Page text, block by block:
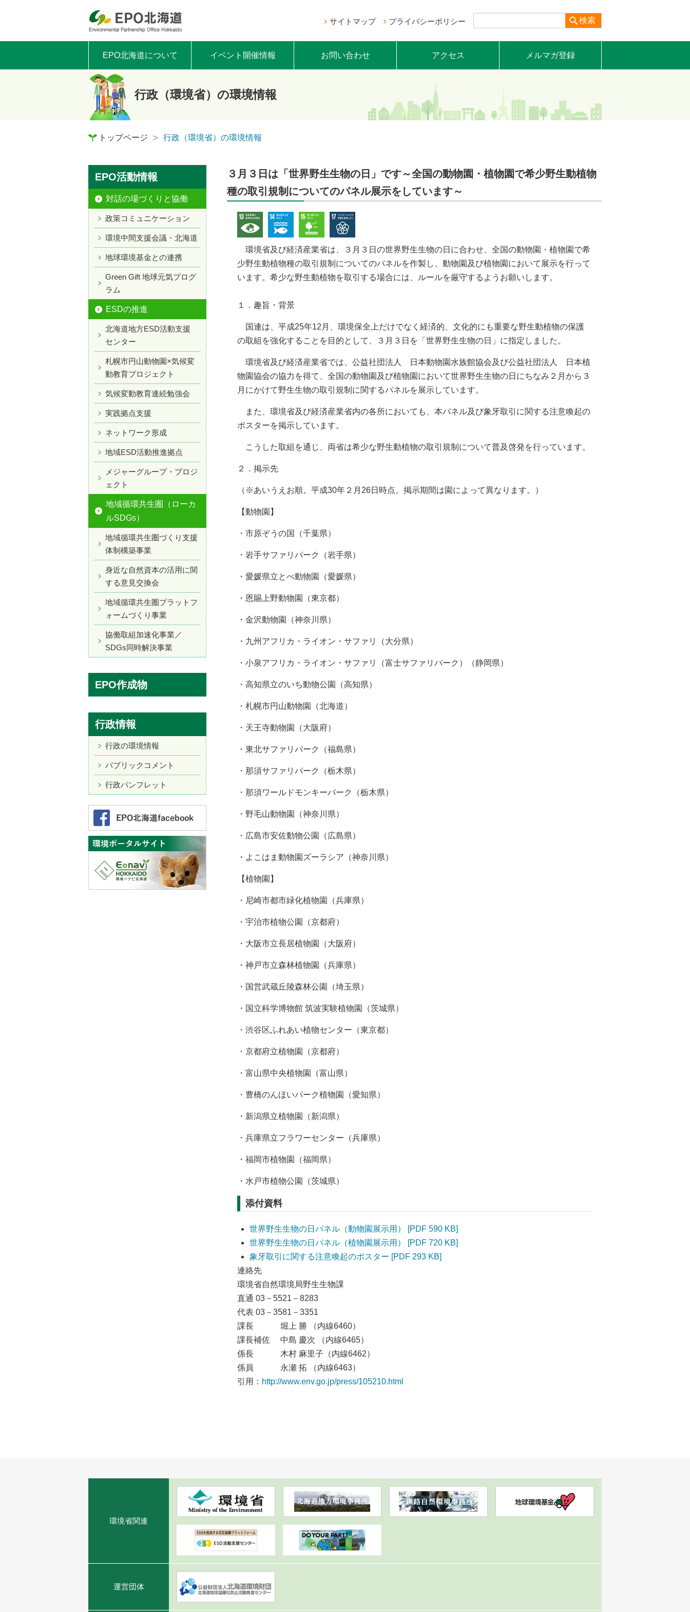
サイトマップ プライバシーポリシー 検索
EPO北海道について イベント開催情報 お問い合わせ アクセス メルマガ登録
行政（環境省）の環境情報
トップページ 行政（環境省）の環境情報
EPO活動情報
対話の場づくりと協働
政策コミュニケーション
環境中間支援会議・北海道
地球環境基金との連携
Green Gift 地球元気プログ
ラム
ESDの推進
北海道地方ESD活動支援
センター
札幌市円山動物園×気候変
動教育プロジェクト
気候変動教育連続勉強会
実践拠点支援
ネットワーク形成
地域ESD活動推進拠点
メジャーグループ・プロジ
ェクト
地域循環共生圏（ローカ
ルSDGs）
地域循環共生圏づくり支援
体制構築事業
身近な自然資本の活用に関
する意見交換会
地域循環共生圏プラットフ
ォームづくり事業
協働取組加速化事業／
SDGs同時解決事業
EPO作成物
行政情報
行政の環境情報
パブリックコメント
行政パンフレット
３月３日は「世界野生生物の日」です～全国の動物園・植物園で希少野生動植物
種の取引規制についてのパネル展示をしています～
環境省及び経済産業省は、３月３日の世界野生生物の日に合わせ、全国の動物園・植物園で希
少野生動植物種の取引規制についてのパネルを作製し、動物園及び植物園において展示を行って
います。希少な野生動植物を取引する場合には、ルールを厳守するようお願いします。
１．趣旨・背景
国連は、平成25年12月、環境保全上だけでなく経済的、文化的にも重要な野生動植物の保護
の取組を強化することを目的として、３月３日を「世界野生生物の日」に指定しました。
環境省及び経済産業省では、公益社団法人 日本動物園水族館協会及び公益社団法人 日本植
物園協会の協力を得て、全国の動物園及び植物園において世界野生生物の日にちなみ２月から３
月にかけて野生生物の取引規制に関するパネルを展示しています。
また、環境省及び経済産業省内の各所においても、本パネル及び象牙取引に関する注意喚起の
ポスターを掲示しています。
こうした取組を通じ、両省は希少な野生動植物の取引規制について普及啓発を行っています。
２．掲示先
（※あいうえお順。平成30年２月26日時点。掲示期間は園によって異なります。）
【動物園】
・市原ぞうの国（千葉県）
・岩手サファリパーク（岩手県）
・愛媛県立とべ動物園（愛媛県）
・恩賜上野動物園（東京都）
・金沢動物園（神奈川県）
・九州アフリカ・ライオン・サファリ（大分県）
・小泉アフリカ・ライオン・サファリ（富士サファリパーク）（静岡県）
・高知県立のいち動物公園（高知県）
・札幌市円山動物園（北海道）
・天王寺動物園（大阪府）
・東北サファリパーク（福島県）
・那須サファリパーク（栃木県）
・那須ワールドモンキーパーク（栃木県）
・野毛山動物園（神奈川県）
・広島市安佐動物公園（広島県）
・よこはま動物園ズーラシア（神奈川県）
【植物園】
・尼崎市都市緑化植物園（兵庫県）
・宇治市植物公園（京都府）
・大阪市立長居植物園（大阪府）
・神戸市立森林植物園（兵庫県）
・国営武蔵丘陵森林公園（埼玉県）
・国立科学博物館 筑波実験植物園（茨城県）
・渋谷区ふれあい植物センター（東京都）
・京都府立植物園（京都府）
・富山県中央植物園（富山県）
・豊橋のんほいパーク植物園（愛知県）
・新潟県立植物園（新潟県）
・兵庫県立フラワーセンター（兵庫県）
・福岡市植物園（福岡県）
・水戸市植物公園（茨城県）
添付資料
世界野生生物の日パネル（動物園展示用） [PDF 590 KB]
世界野生生物の日パネル（植物園展示用） [PDF 720 KB]
象牙取引に関する注意喚起のポスター [PDF 293 KB]
連絡先
環境省自然環境局野生生物課
直通 03－5521－8283
代表 03－3581－3351
課長 堀上 勝 （内線6460）
課長補佐 中島 慶次 （内線6465）
係長 木村 麻里子（内線6462）
係員 永瀬 拓 （内線6463）
引用： http://www.env.go.jp/press/105210.html
環境省関連
運営団体